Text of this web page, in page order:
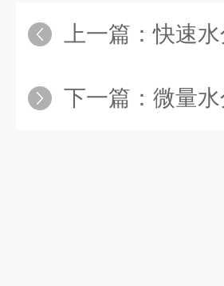
上一篇：快速水分
下一篇： 微量水